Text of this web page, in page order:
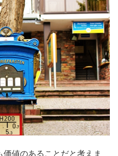
値のあることだと考えま